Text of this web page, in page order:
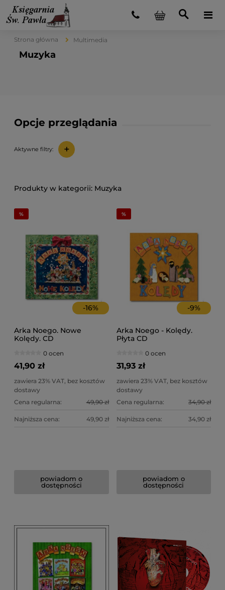
Strona główna Multimedia
Muzyka
Opcje przeglądania
Aktywne filtry: +
Muzyka
-16%
Arka Noego. Nowe
Kolędy. CD
0 ocen
41,90 zł
zawiera 23% VAT, bez kosztów
dostawy
Cena regularna:
49,90 zł
Najniższa cena: 49,90 zł
powiadom o
dostępności
-9%
Arka Noego - Kolędy.
Płyta CD
0 ocen
31,93 zł
zawiera 23% VAT, bez kosztów
dostawy
Cena regularna:
34,90 zł
Najniższa cena: 34,90 zł
powiadom o
dostępności